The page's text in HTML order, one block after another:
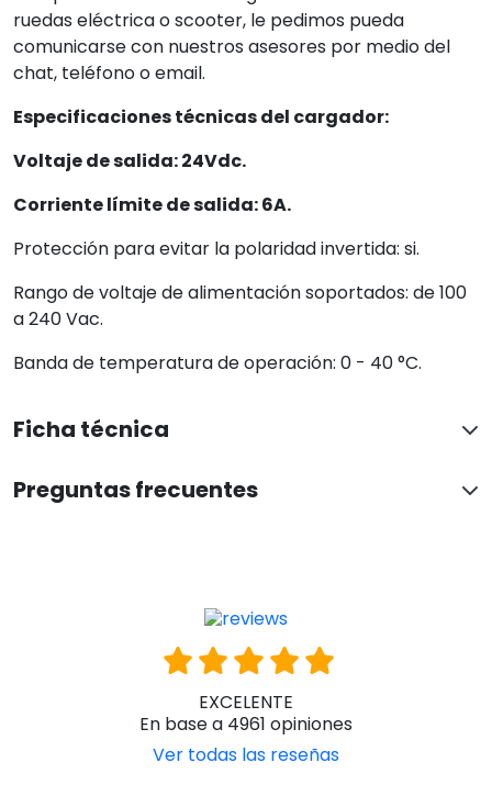
ruedas eléctrica o scooter, le pedimos pueda
comunicarse con nuestros asesores por medio del
chat, teléfono o email.
Especificaciones técnicas del cargador:
Voltaje de salida: 24Vdc.
Corriente límite de salida: 6A.
Protección para evitar la polaridad invertida: si.
Rango de voltaje de alimentación soportados: de 100
a 240 Vac.
Banda de temperatura de operación: 0 - 40 °C.
Ficha técnica
Preguntas frecuentes
EXCELENTE
En base a 4961 opiniones
Ver todas las reseñas